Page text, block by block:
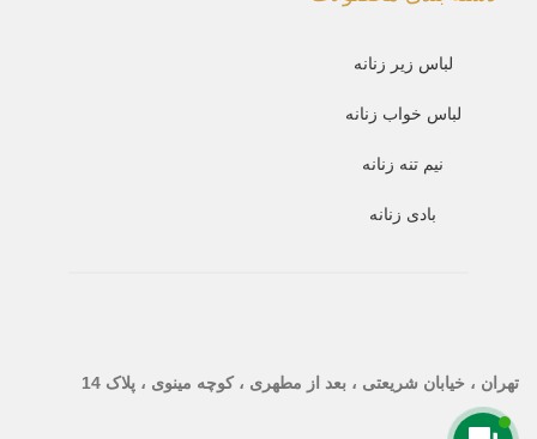
لباس زیر زنانه
لباس خواب زنانه
نیم تنه زنانه
بادی زنانه
تهران ، خیابان شریعتی ، بعد از مطهری ، کوچه مینوی ، پلاک 14